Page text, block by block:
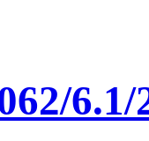
6.1/